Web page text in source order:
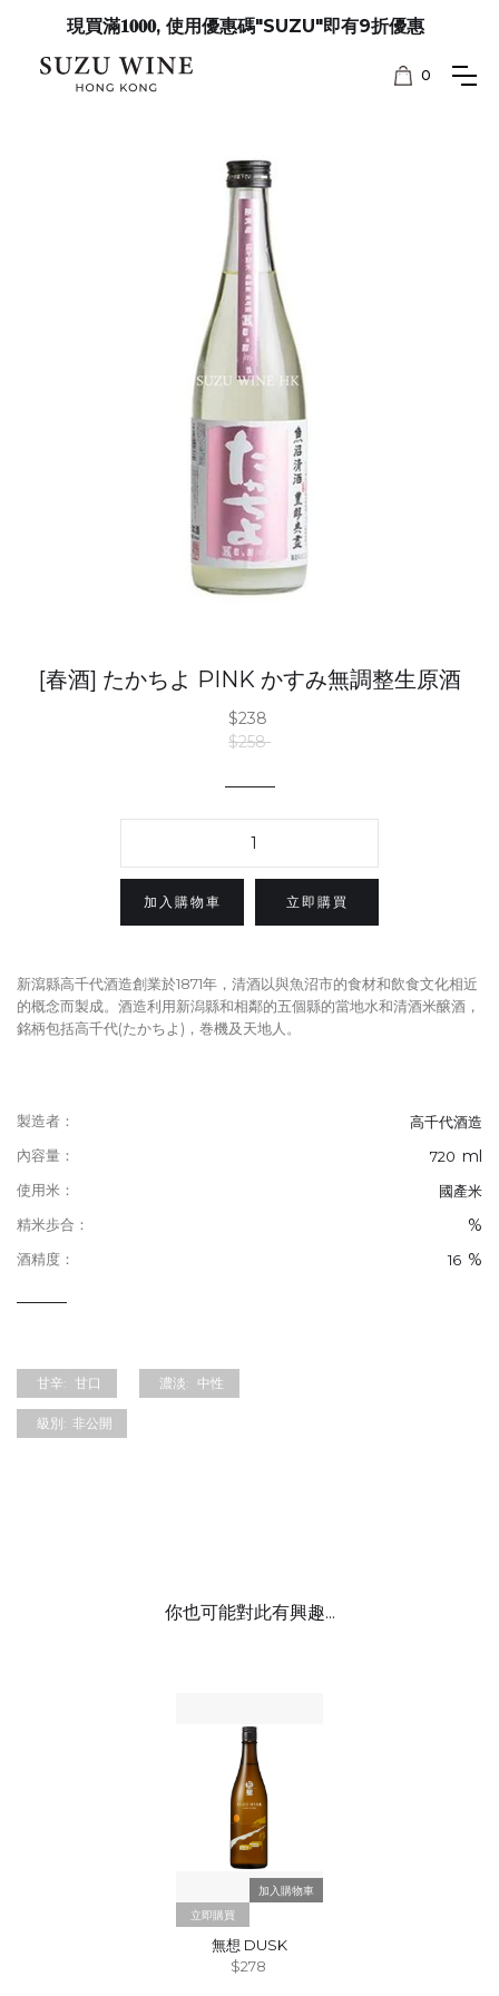
現買滿𝟏𝟎𝟎𝟎, 使用優惠碼"SUZU"即有9折優惠
0
[春酒] たかちよ PINK かすみ無調整生原酒
$238
$258
立即購買
新瀉縣高千代酒造創業於1871年，清酒以與魚沼市的食材和飲食文化相近
的概念而製成。酒造利用新潟縣和相鄰的五個縣的當地水和清酒米醸酒，
銘柄包括高千代(たかちよ)，巻機及天地人。
製造者： 高千代酒造
內容量： 720 ml
使用米： 國產米
精米歩合： %
酒精度： 16 %
甘辛: 甘口 濃淡: 中性
級別: 非公開
你也可能對此有興趣...
立即購買
無想 DUSK
$278